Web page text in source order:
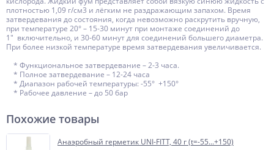
плотностью 1,09 г/см3 и лёгким не раздражающим запахом. Время
затвердевания до состояния, когда невозможно раскрутить вручную,
при температуре 20° – 15-30 минут при монтаже соединений до
1" включительно, и 30-60 минут для соединений большего диаметра.
При более низкой температуре время затвердевания увеличивается.
* Функциональное затвердевание – 2-3 часа.
* Полное затвердевание – 12-24 часа
* Диапазон рабочей температуры: -55° +150°
* Рабочее давление – до 50 бар
Похожие товары
Анаэробный герметик UNI-FITT, 40 г (t=-55...+150)